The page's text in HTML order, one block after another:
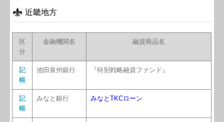
近畿地方
区
分
金融機関名 融資商品名
記
帳
池田泉州銀行 『特別戦略融資ファンド』
記
帳
みなと銀行 みなとTKCローン